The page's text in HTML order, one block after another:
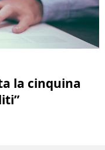
la cinquina